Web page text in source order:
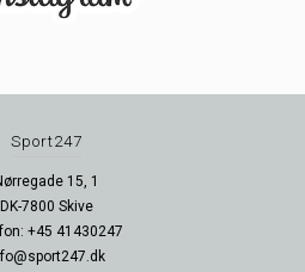
Sport247
15, 1
DK-7800 Skive
+45 41430247